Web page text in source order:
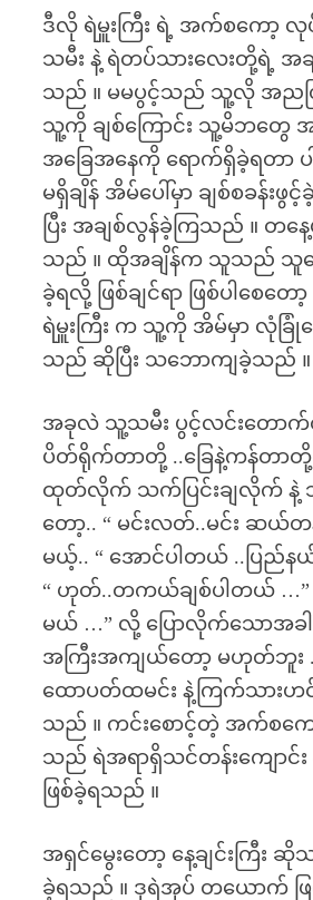
ဒီလို ရဲမှူးကြီး ရဲ့ အက်စကော့ လု
သမီး နဲ့ ရဲတပ်သားလေးတို့ရဲ့ အခ
သည် ။ မမပွင့်သည် သူ့လို အညတ
သူ့ကို ချစ်ကြောင်း သူ့မိဘတွေ
အခြေအနေကို ရောက်ရှိခဲ့ရတာ
မရှိချိန် အိမ်ပေါ်မှာ ချစ်စခန်
ပြီး အချစ်လွန်ခဲ့ကြသည် ။ တန
သည် ။ ထိုအချိန်က သူသည် သူတ
ခဲ့ရလို့ ဖြစ်ချင်ရာ ဖြစ်ပါစေ
ရဲမှူးကြီး က သူ့ကို အိမ်မှာ လုံခြုံ
သည် ဆိုပြီး သဘောကျခဲ့သည် ။
အခုလဲ သူ့သမီး ပွင့်လင်းတောက်
ပိတ်ရိုက်တာတို့ ..ခြေနဲ့ကန်တာတို့
ထုတ်လိုက် သက်ပြင်းချလိုက် နဲ့ သူ့
တော့.. “ မင်းလတ်..မင်း ဆယ်
မယ့်.. “ အောင်ပါတယ် ..ပြည်န
“ ဟုတ်..တကယ်ချစ်ပါတယ် …”
မယ် …” လို့ ပြောလိုက်သောအခ
အကြီးအကျယ်တော့ မဟုတ်ဘူး
ထောပတ်ထမင်း နဲ့ကြက်သားဟ
သည် ။ ကင်းစောင့်တဲ့ အက်စက
သည် ရဲအရာရှိသင်တန်းကျောင်
ဖြစ်ခဲ့ရသည် ။
အရှင်မွေးတော့ နေ့ချင်းကြီး
ခဲ့ရသည် ။ ဒုရဲအုပ် တယောက် ဖ